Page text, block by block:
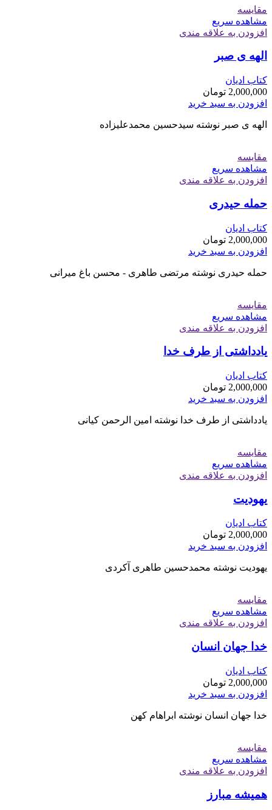
مقایسه
مشاهده سریع
افزودن به علاقه مندی
الهه ی صبر
کتاب ادیان
2,000,000 تومان
افزودن به سبد خرید
الهه ی صبر نوشته سیدحسین محمدعلیزاده
مقایسه
مشاهده سریع
افزودن به علاقه مندی
حمله حیدری
کتاب ادیان
2,000,000 تومان
افزودن به سبد خرید
حمله حیدری نوشته مرتضی طاهری - محسن باغ میرانی
مقایسه
مشاهده سریع
افزودن به علاقه مندی
یادداشتی از طرف خدا
کتاب ادیان
2,000,000 تومان
افزودن به سبد خرید
یادداشتی از طرف خدا نوشته امین الرحمن کیانی
مقایسه
مشاهده سریع
افزودن به علاقه مندی
یهودیت
کتاب ادیان
2,000,000 تومان
افزودن به سبد خرید
یهودیت نوشته محمدحسین طاهری آکردی
مقایسه
مشاهده سریع
افزودن به علاقه مندی
خدا جهان انسان
کتاب ادیان
2,000,000 تومان
افزودن به سبد خرید
خدا جهان انسان نوشته ابراهام کهن
مقایسه
مشاهده سریع
افزودن به علاقه مندی
هميشه مبارز